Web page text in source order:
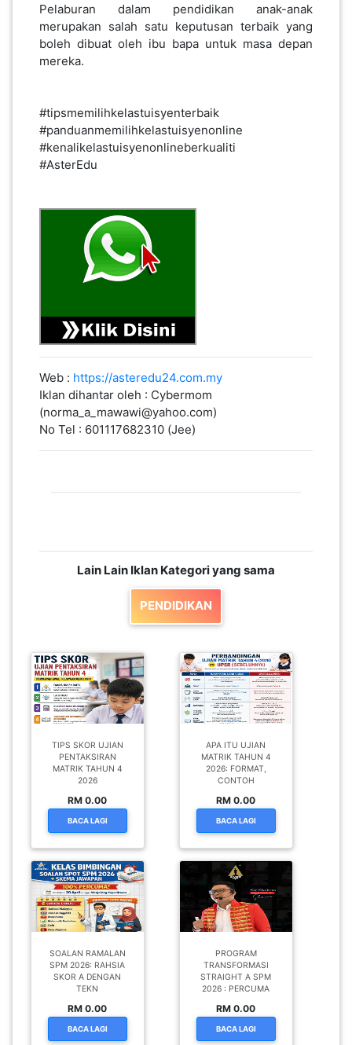
Pelaburan dalam pendidikan anak-anak
merupakan salah satu keputusan terbaik yang
boleh dibuat oleh ibu bapa untuk masa depan
mereka.
#tipsmemilihkelastuisyenterbaik
#panduanmemilihkelastuisyenonline
#kenalikelastuisyenonlineberkualiti
#AsterEdu
Web : https://asteredu24.com.my
Iklan dihantar oleh : Cybermom
(norma_a_mawawi@yahoo.com)
No Tel : 601117682310 (Jee)
Lain Lain Iklan Kategori yang sama
PENDIDIKAN
TIPS SKOR UJIAN
PENTAKSIRAN
MATRIK TAHUN 4
2026
RM 0.00
BACA LAGI
APA ITU UJIAN
MATRIK TAHUN 4
2026: FORMAT,
CONTOH
RM 0.00
BACA LAGI
SOALAN RAMALAN
SPM 2026: RAHSIA
SKOR A DENGAN
TEKN
RM 0.00
BACA LAGI
PROGRAM
TRANSFORMASI
STRAIGHT A SPM
2026 : PERCUMA
RM 0.00
BACA LAGI